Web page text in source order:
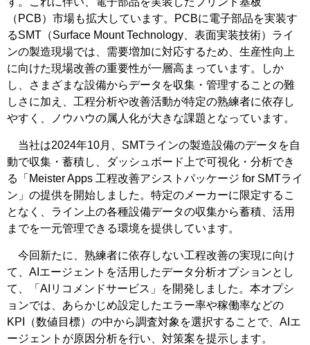
（PCB）市場も拡大しています。PCBに電子部品を実装す
るSMT（Surface Mount Technology、表面実装技術）ライ
ンの製造現場では、需要増加に対応するため、生産性向上
に向けた現場改善の重要性が一層高まっています。しか
し、さまざまな設備からデータを収集・管理することの難
しさに加え、工程分析や改善活動が特定の熟練者に依存し
やすく、ノウハウの属人化が大きな課題となっています。
当社は2024年10月、SMTラインの製造設備のデータを自
動で収集・蓄積し、ダッシュボード上で可視化・分析でき
る「Meister Apps 工程改善アシストパッケージ for SMTライ
ン」の提供を開始しました。特定のメーカーに限定するこ
となく、ライン上の各種設備データの収集から蓄積、活用
までを一元管理できる環境を提供しています。
今回新たに、熟練者に依存しない工程改善の実現に向け
て、AIエージェントを活用したデータ分析オプションとし
て、「AIリコメンドサービス」を開発しました。本オプシ
ョンでは、あらかじめ設定したエラー率や稼働率などの
KPI（数値目標）の中から調査対象を選択することで、AIエ
ージェントが原因分析を行い、対策案を提示します。